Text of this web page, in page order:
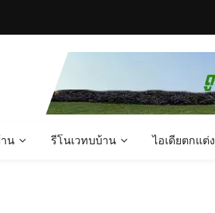
น รีโนเวทบบ้าน ไอเดียตกแต่ง
นาด 2 ห้องนอน